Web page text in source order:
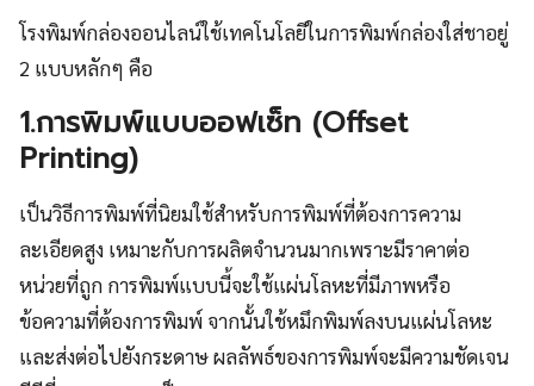
โรงพิมพ์กล่องออนไลน์ใช้เทคโนโลยีในการพิมพ์กล่องใส่ชาอยู่
2 แบบหลักๆ คือ
1.การพิมพ์แบบออฟเซ็ท (Offset
Printing)
เป็นวิธีการพิมพ์ที่นิยมใช้สำหรับการพิมพ์ที่ต้องการความ
ละเอียดสูง เหมาะกับการผลิตจำนวนมากเพราะมีราคาต่อ
หน่วยที่ถูก การพิมพ์แบบนี้จะใช้แผ่นโลหะที่มีภาพหรือ
ข้อความที่ต้องการพิมพ์ จากนั้นใช้หมึกพิมพ์ลงบนแผ่นโลหะ
และส่งต่อไปยังกระดาษ ผลลัพธ์ของการพิมพ์จะมีความชัดเจน